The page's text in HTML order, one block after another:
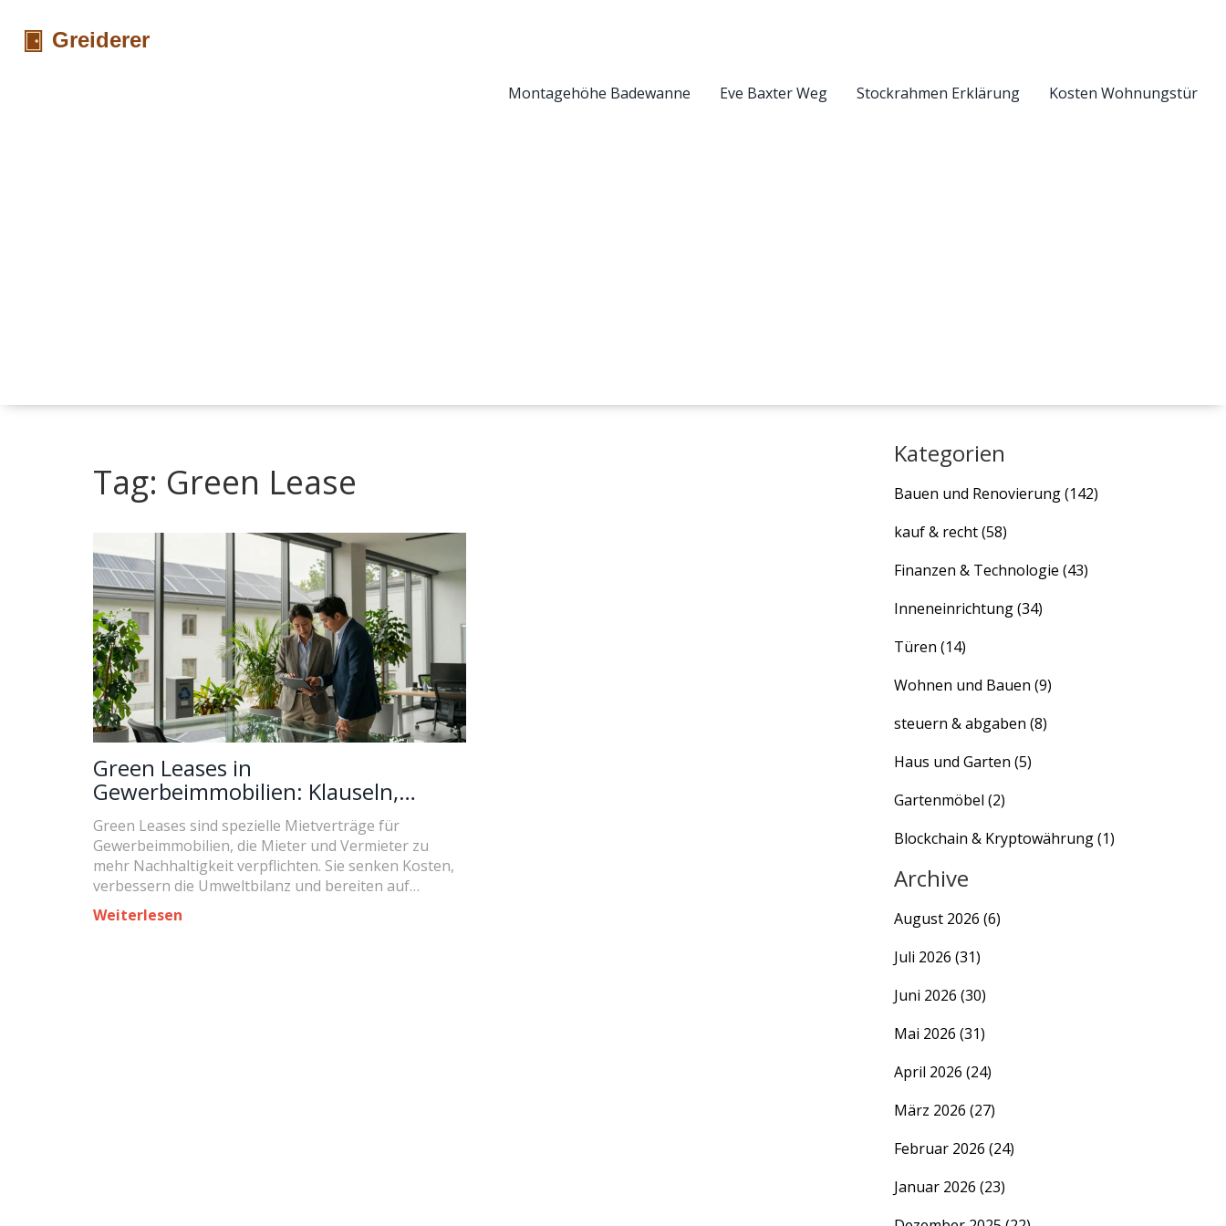
Montagehöhe Badewanne Eve Baxter Weg Stockrahmen Erklärung Kosten Wohnungstür
Tag: Green Lease
Green Leases in
Gewerbeimmobilien: Klauseln,
Vorteile und Praxis
Green Leases sind spezielle Mietverträge für
Gewerbeimmobilien, die Mieter und Vermieter zu
mehr Nachhaltigkeit verpflichten. Sie senken Kosten,
verbessern die Umweltbilanz und bereiten auf
künftige Gesetze vor - mit klaren Klauseln und
messbaren Zielen.
Weiterlesen
Kategorien
Bauen und Renovierung(142)
kauf & recht(58)
Finanzen & Technologie (43)
Inneneinrichtung(34)
Türen (14)
Wohnen und Bauen (9)
steuern & abgaben (8)
Haus und Garten (5)
Gartenmöbel (2)
Blockchain & Kryptowährung(1)
Archive
August 2026 (6)
Juli 2026 (31)
Juni 2026 (30)
Mai 2026 (31)
April 2026 (24)
März 2026 (27)
Februar 2026 (24)
Januar 2026 (23)